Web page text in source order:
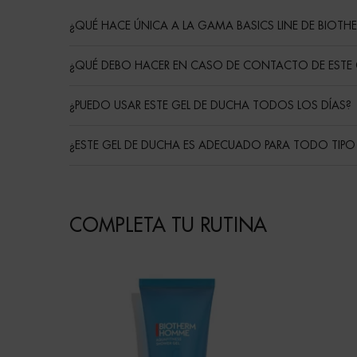
¿QUÉ HACE ÚNICA A LA GAMA BASICS LINE DE
¿QUÉ DEBO HACER EN CASO DE CONTACTO DE
¿PUEDO USAR ESTE GEL DE DUCHA TODOS LOS DÍAS?
¿ESTE GEL DE DUCHA ES ADECUADO PARA TODO TIPO
COMPLETA TU RUTINA